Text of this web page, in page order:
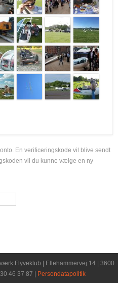
En verificeringskode vil blive sendt
vil du kunne vælge en ny
Flyveklub | Ellehammervej 14 | 3600
30 46 37 87 | Persondatapolitik